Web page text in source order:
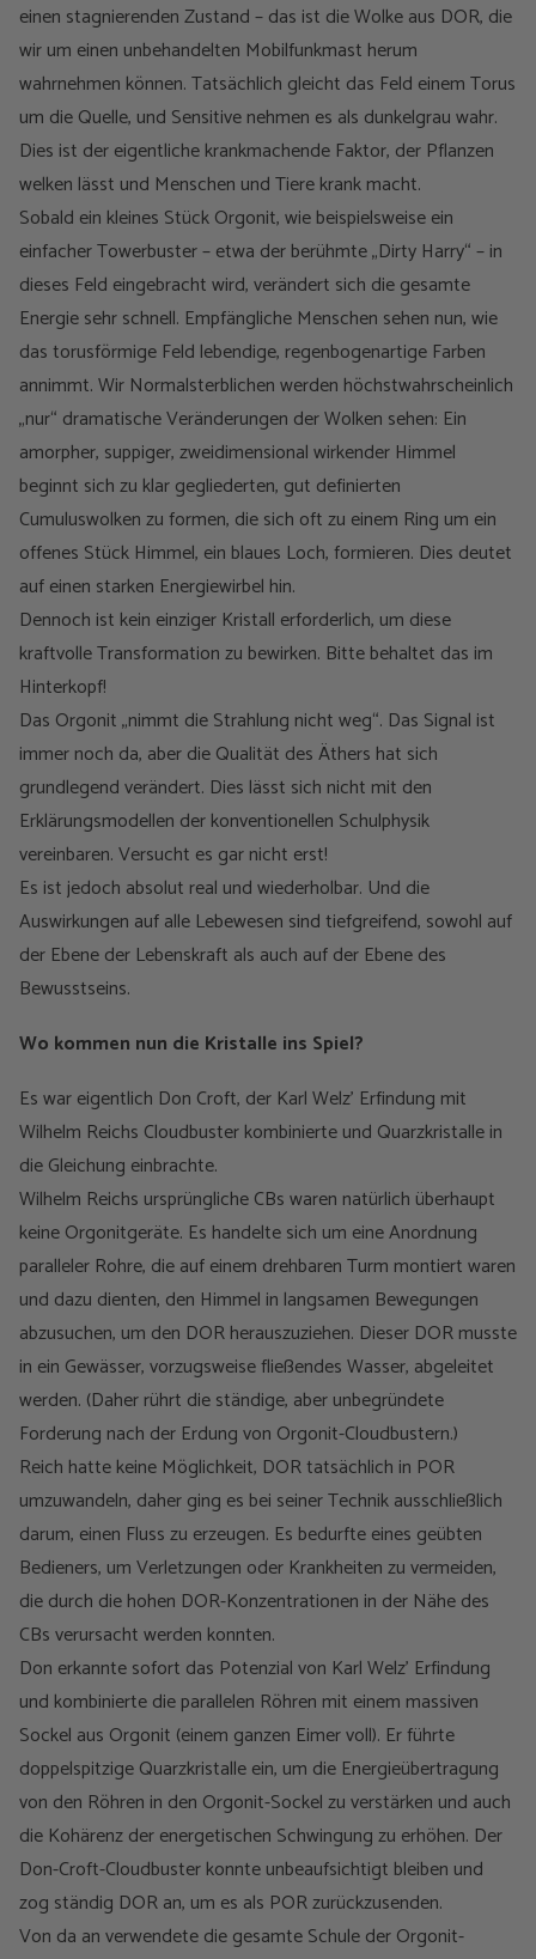
einen stagnierenden Zustand – das ist die Wolke aus DOR, die
wir um einen unbehandelten Mobilfunkmast herum
wahrnehmen können. Tatsächlich gleicht das Feld einem Torus
um die Quelle, und Sensitive nehmen es als dunkelgrau wahr.
Dies ist der eigentliche krankmachende Faktor, der Pflanzen
welken lässt und Menschen und Tiere krank macht.
Sobald ein kleines Stück Orgonit, wie beispielsweise ein
einfacher Towerbuster – etwa der berühmte „Dirty Harry“ – in
dieses Feld eingebracht wird, verändert sich die gesamte
Energie sehr schnell. Empfängliche Menschen sehen nun, wie
das torusförmige Feld lebendige, regenbogenartige Farben
annimmt. Wir Normalsterblichen werden höchstwahrscheinlich
„nur“ dramatische Veränderungen der Wolken sehen: Ein
amorpher, suppiger, zweidimensional wirkender Himmel
beginnt sich zu klar gegliederten, gut definierten
Cumuluswolken zu formen, die sich oft zu einem Ring um ein
offenes Stück Himmel, ein blaues Loch, formieren. Dies deutet
auf einen starken Energiewirbel hin.
Dennoch ist kein einziger Kristall erforderlich, um diese
kraftvolle Transformation zu bewirken. Bitte behaltet das im
Hinterkopf!
Das Orgonit „nimmt die Strahlung nicht weg“. Das Signal ist
immer noch da, aber die Qualität des Äthers hat sich
grundlegend verändert. Dies lässt sich nicht mit den
Erklärungsmodellen der konventionellen Schulphysik
vereinbaren. Versucht es gar nicht erst!
Es ist jedoch absolut real und wiederholbar. Und die
Auswirkungen auf alle Lebewesen sind tiefgreifend, sowohl auf
der Ebene der Lebenskraft als auch auf der Ebene des
Bewusstseins.
Wo kommen nun die Kristalle ins Spiel?
Es war eigentlich Don Croft, der Karl Welz’ Erfindung mit
Wilhelm Reichs Cloudbuster kombinierte und Quarzkristalle in
die Gleichung einbrachte.
Wilhelm Reichs ursprüngliche CBs waren natürlich überhaupt
keine Orgonitgeräte. Es handelte sich um eine Anordnung
paralleler Rohre, die auf einem drehbaren Turm montiert waren
und dazu dienten, den Himmel in langsamen Bewegungen
abzusuchen, um den DOR herauszuziehen. Dieser DOR musste
in ein Gewässer, vorzugsweise fließendes Wasser, abgeleitet
werden. (Daher rührt die ständige, aber unbegründete
Forderung nach der Erdung von Orgonit-Cloudbustern.)
Reich hatte keine Möglichkeit, DOR tatsächlich in POR
umzuwandeln, daher ging es bei seiner Technik ausschließlich
darum, einen Fluss zu erzeugen. Es bedurfte eines geübten
Bedieners, um Verletzungen oder Krankheiten zu vermeiden,
die durch die hohen DOR-Konzentrationen in der Nähe des
CBs verursacht werden konnten.
Don erkannte sofort das Potenzial von Karl Welz’ Erfindung
und kombinierte die parallelen Röhren mit einem massiven
Sockel aus Orgonit (einem ganzen Eimer voll). Er führte
doppelspitzige Quarzkristalle ein, um die Energieübertragung
von den Röhren in den Orgonit-Sockel zu verstärken und auch
die Kohärenz der energetischen Schwingung zu erhöhen. Der
Don-Croft-Cloudbuster konnte unbeaufsichtigt bleiben und
zog ständig DOR an, um es als POR zurückzusenden.
Von da an verwendete die gesamte Schule der Orgonit-